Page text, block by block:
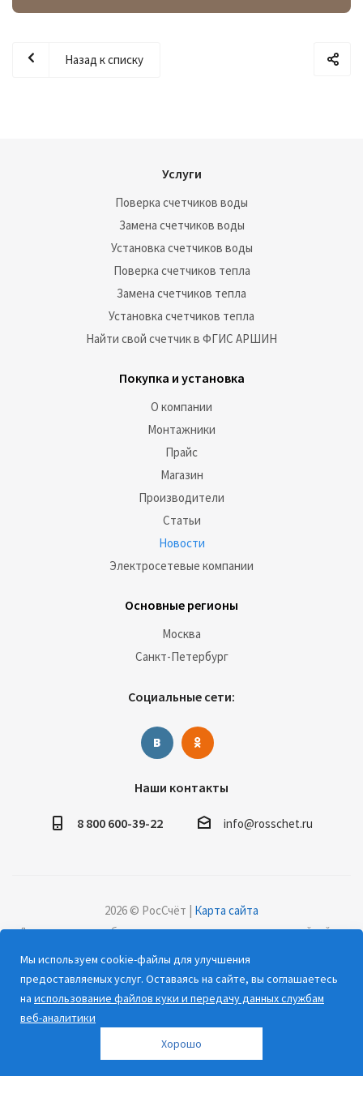
подорожания тарифов. В их числе не только пресловутая
российской коммунальной инфраструктуры.
Назад к списку
Услуги
Поверка счетчиков воды
Замена счетчиков воды
Установка счетчиков воды
Поверка счетчиков тепла
Замена счетчиков тепла
Установка счетчиков тепла
Найти свой счетчик в ФГИС АРШИН
Покупка и установка
О компании
Монтажники
Прайс
Магазин
Производители
Статьи
Новости
Электросетевые компании
Основные регионы
Москва
Санкт-Петербург
Социальные сети:
Наши контакты
8 800 600-39-22 info@rosschet.ru
2026 © РосСчёт | Карта сайта
Дорогие клиенты, обращаем ваше внимание на то, что данный сайт и
на сайте, носят информационный характер и ни при каких условиях не
являются публичной офертой, определяемой положениями Статьи 437
(2) Гражданского кодекса РФ.
Мы используем cookie-файлы для улучшения
предоставляемых услуг. Оставаясь на сайте, вы соглашаетесь
на использование файлов куки и передачу данных службам
веб-аналитики
Хорошо